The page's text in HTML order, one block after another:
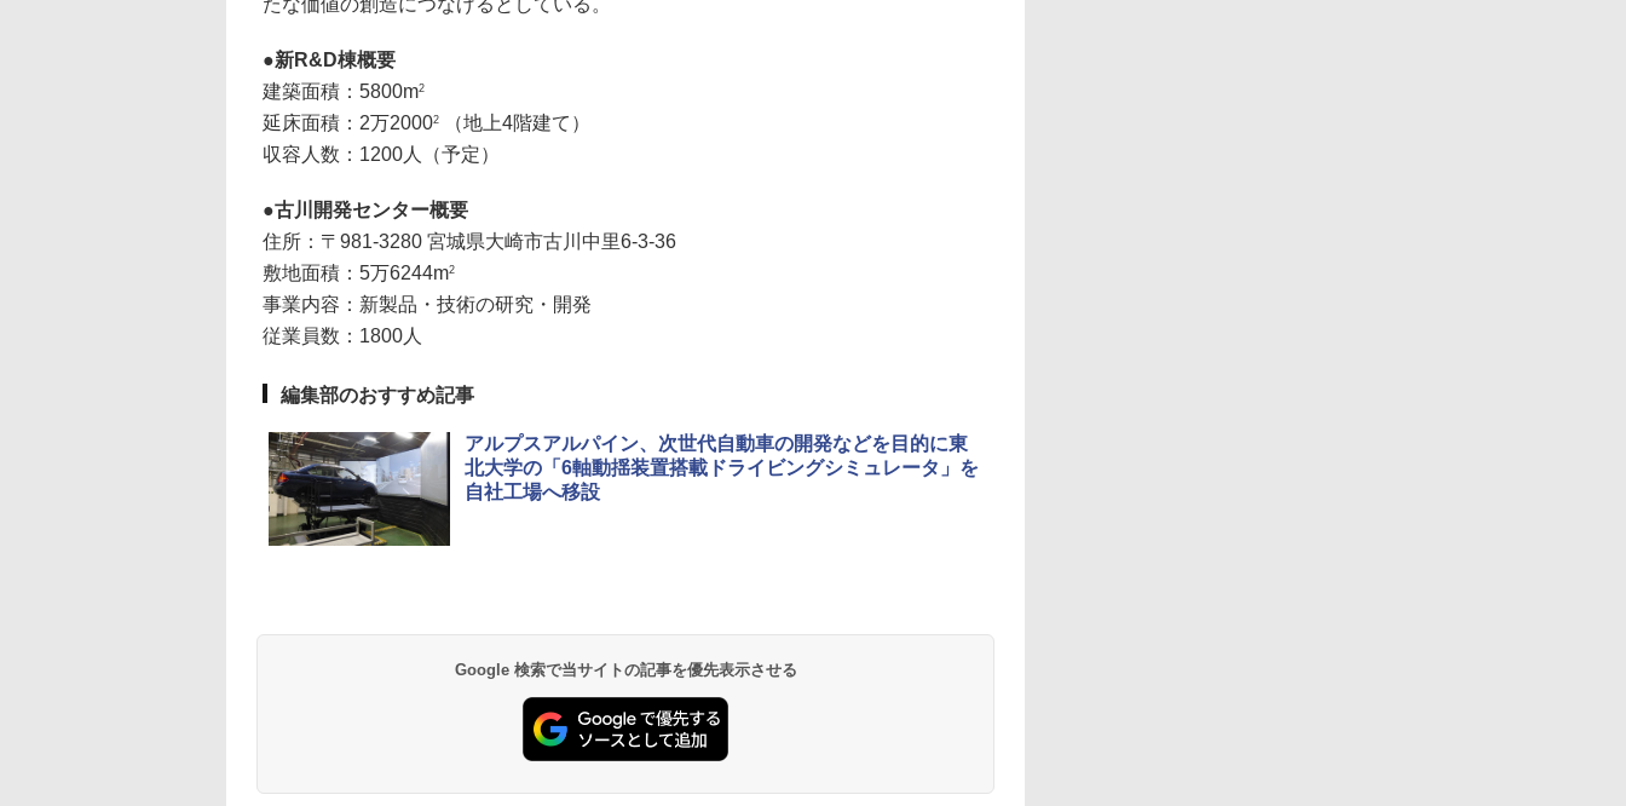
たな価値の創造につなげるとしている。
新R&D棟概要
建築面積：5800m2
延床面積：2万20002
（地上4階建て）
収容人数：1200人（予定）
古川開発センター概要
住所：〒981-3280 宮城県大崎市古川中里6-3-36
敷地面積：5万6244m2
事業内容：新製品・技術の研究・開発
従業員数：1800人
編集部のおすすめ記事
アルプスアルパイン、次世代自動車の開発などを目的に東
北大学の「6軸動揺装置搭載ドライビングシミュレータ」を
自社工場へ移設
Google 検索で当サイトの記事を優先表示させる